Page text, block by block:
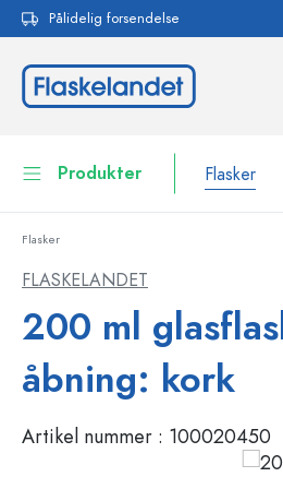
Gå til
Pålidelig forsendelse
Produkter Flasker
Bordservice
Flasker
FLASKELANDET
200 ml
åbning: kork
Artikel nummer : 100020450